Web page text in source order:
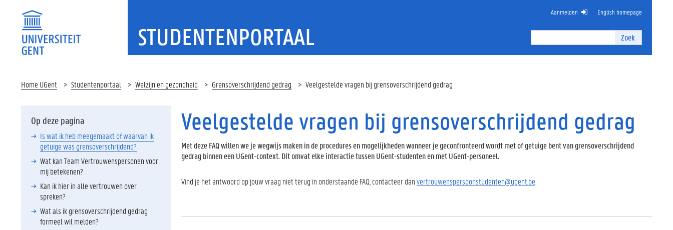
Zoek
Zoek
z
o
e
k
Aanmelden English homepage
STUDENTENPORTAAL
Home UGent Studentenportaal Welzijn en gezondheid Grensoverschrijdend gedrag Veelgestelde vragen bij grensoverschrijdend gedrag
Op deze pagina
Is wat ik heb meegemaakt of waarvan ik
getuige was grensoverschrijdend?
Wat kan Team Vertrouwenspersonen voor
mij betekenen?
Kan ik hier in alle vertrouwen over
spreken?
Wat als ik grensoverschrijdend gedrag
formeel wil melden?
Veelgestelde vragen bij grensoverschrijdend gedrag
Met deze FAQ willen we je wegwijs maken in de procedures en mogelijkheden wanneer je geconfronteerd wordt met of getuige bent van grensoverschrijdend
gedrag binnen een UGent-context. Dit omvat elke interactie tussen UGent-studenten en met UGent-personeel.
Vind je het antwoord op jouw vraag niet terug in onderstaande FAQ, contacteer danvertrouwenspersoonstudenten@ugent.be